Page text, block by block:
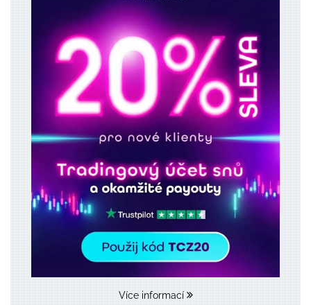
Více informací